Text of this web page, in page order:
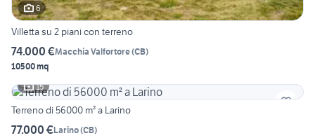
6
Villetta su 2 piani con terreno
74.000 €Macchia Valfortore(CB)
10500 mq
15
Terreno di 56000 m² a Larino
77.000 €Larino(CB)